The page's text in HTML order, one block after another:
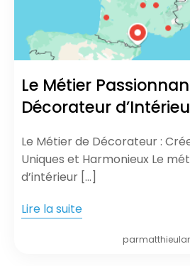
Le Métier
Décorateur
Le Métier de Décorateur :
Uniques et Harmonieux Le
d’intérieur […]
Lire la suite
par